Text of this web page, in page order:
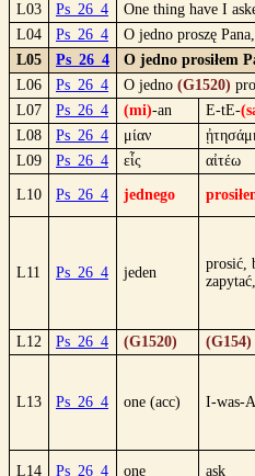
L03
Ps_26_4
One thing have I
L04
Ps_26_4
O jedno proszę
L05
Ps_26_4
O jedno prosiłem
L06
Ps_26_4 O jedno (G1520)
L07
Ps_26_4 (mi)-an E-tE-
L08
Ps_26_4 μίαν
L09
Ps_26_4 εἷς αἰτέω
L10 Ps_26_4 jednego
L11 Ps_26_4 jeden
prosić,
L12
Ps_26_4 (G1520) (G154)
L13 Ps_26_4 one (acc) I-was-
L14 Ps_26_4 one ask